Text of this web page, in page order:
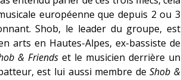
européenne que depuis 2 ou 3
Shob, le leader du groupe, est
arts en Hautes-Alpes, ex-bassiste de
& Friendset le musicien derrière un
est lui aussi membre deShob &